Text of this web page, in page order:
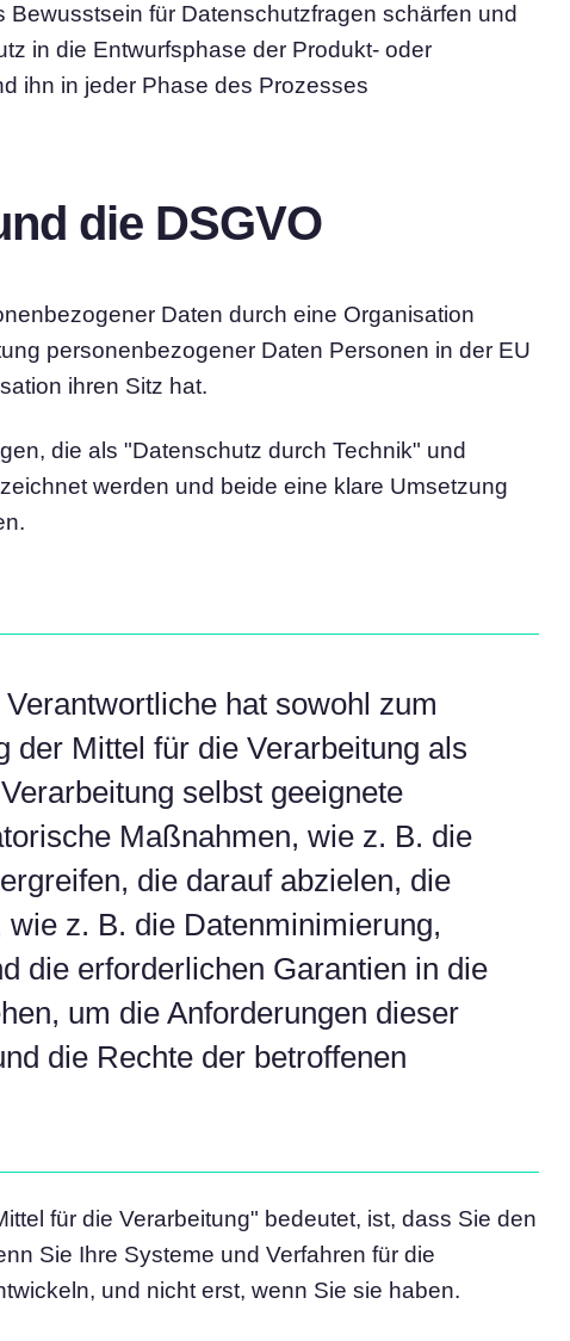
für Datenschutzfragen schärfen und
in die Entwurfsphase der Produkt- oder
ihn in jeder Phase des Prozesses
die DSGVO
Daten durch eine Organisation
personenbezogener Daten Personen in der EU
ihren Sitz hat.
die als "Datenschutz durch Technik" und
werden und beide eine klare Umsetzung
hat sowohl zum
der Mittel für die Verarbeitung als
selbst geeignete
Maßnahmen, wie z. B. die
die darauf abzielen, die
z. B. die Datenminimierung,
die erforderlichen Garantien in die
um die Anforderungen dieser
die Rechte der betroffenen
für die Verarbeitung" bedeutet, ist, dass Sie den
Sie Ihre Systeme und Verfahren für die
und nicht erst, wenn Sie sie haben.